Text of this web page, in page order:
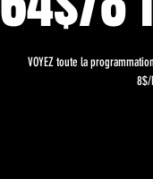
VOYEZ toute la
8$/